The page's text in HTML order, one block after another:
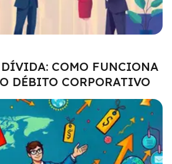
DÍVIDA: COMO FUNCIONA
DÉBITO CORPORATIVO